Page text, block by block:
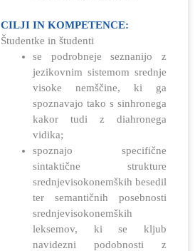
CILJI IN KOMPETENCE:
Študentke in študenti
se podrobneje seznanijo z
jezikovnim sistemom srednje
visoke nemščine, ki ga
spoznavajo tako s sinhronega
kakor tudi z diahronega
vidika;
spoznajo specifične
sintaktične strukture
srednjevisokonemških besedil
ter semantičnih posebnosti
srednjevisokonemških
leksemov, ki se kljub
navidezni podobnosti z